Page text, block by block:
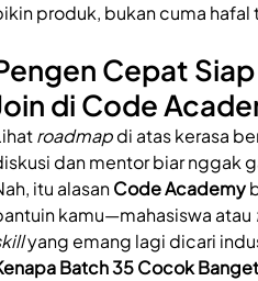
produk, bukan cuma hafal
Cepat
di Code
roadmap di atas kerasa
dan mentor biar nggak
itu alasan Code Academy
kamu—mahasiswa atau
yang emang lagi dicari
Batch 35 Cocok